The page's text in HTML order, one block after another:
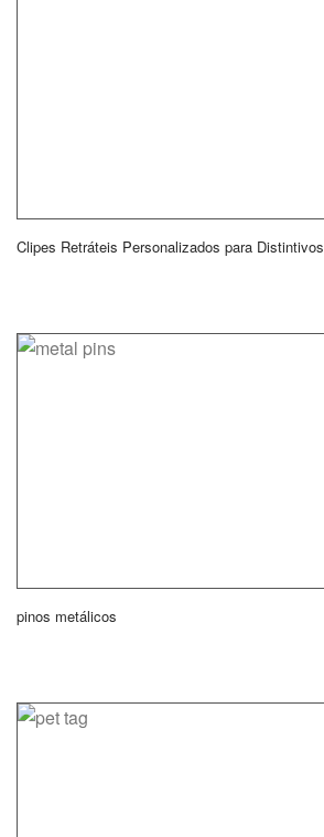
Clipes Retráteis Personalizados para Distintivos
pinos metálicos